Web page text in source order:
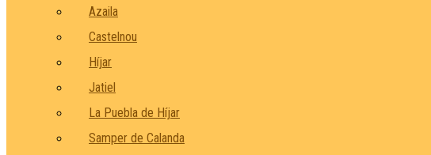
Azaila
Castelnou
Híjar
Jatiel
La Puebla de Híjar
Samper de Calanda